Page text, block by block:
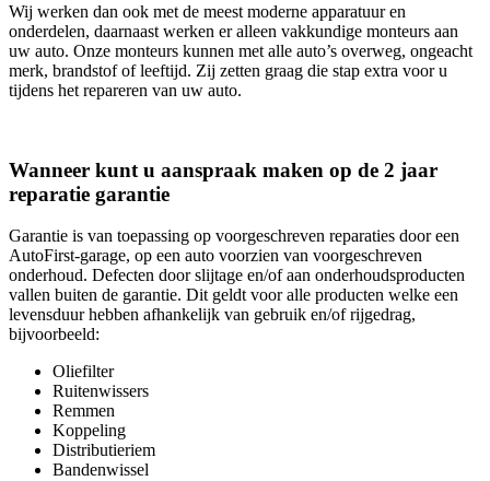
Wij werken dan ook met de meest moderne apparatuur en
onderdelen, daarnaast werken er alleen vakkundige monteurs aan
uw auto. Onze monteurs kunnen met alle auto’s overweg, ongeacht
merk, brandstof of leeftijd. Zij zetten graag die stap extra voor u
tijdens het repareren van uw auto.
Wanneer kunt u aanspraak maken op de 2 jaar
reparatie garantie
Garantie is van toepassing op voorgeschreven reparaties door een
AutoFirst-garage, op een auto voorzien van voorgeschreven
onderhoud. Defecten door slijtage en/of aan onderhoudsproducten
vallen buiten de garantie. Dit geldt voor alle producten welke een
levensduur hebben afhankelijk van gebruik en/of rijgedrag,
bijvoorbeeld:
Oliefilter
Ruitenwissers
Remmen
Koppeling
Distributieriem
Bandenwissel